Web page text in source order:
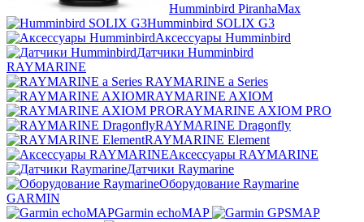
Humminbird PiranhaMax
Humminbird SOLIX G3
Аксессуары Humminbird
Датчики Humminbird
RAYMARINE
RAYMARINE a Series
RAYMARINE AXIOM
RAYMARINE AXIOM PRO
RAYMARINE Dragonfly
RAYMARINE Element
Аксессуары RAYMARINE
Датчики Raymarine
Оборудование Raymarine
GARMIN
Garmin echoMAP